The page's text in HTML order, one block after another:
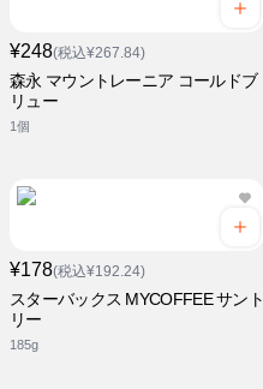
¥248(税込¥267.84)
森永 マウントレーニア コールドブ
リュー
1個
¥178(税込¥192.24)
スターバックス MYCOFFEE サント
リー
185g